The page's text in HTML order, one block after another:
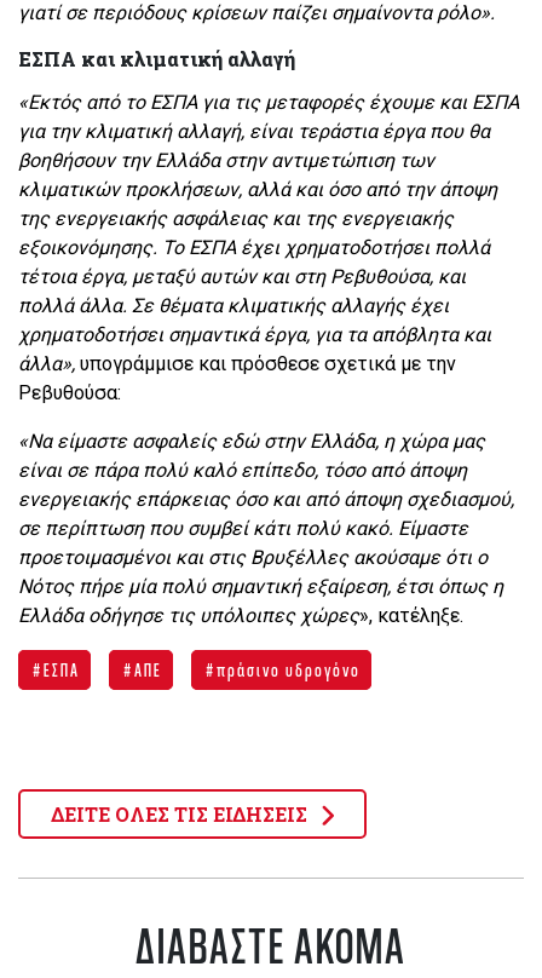
γιατί σε περιόδους κρίσεων παίζει σημαίνοντα ρόλο».
ΕΣΠΑ και κλιματική αλλαγή
«Εκτός από το ΕΣΠΑ για τις μεταφορές έχουμε και ΕΣΠΑ
για την κλιματική αλλαγή, είναι τεράστια έργα που θα
βοηθήσουν την Ελλάδα στην αντιμετώπιση των
κλιματικών προκλήσεων, αλλά και όσο από την άποψη
της ενεργειακής ασφάλειας και της ενεργειακής
εξοικονόμησης. Το ΕΣΠΑ έχει χρηματοδοτήσει πολλά
τέτοια έργα, μεταξύ αυτών και στη Ρεβυθούσα, και
πολλά άλλα. Σε θέματα κλιματικής αλλαγής έχει
χρηματοδοτήσει σημαντικά έργα, για τα απόβλητα και
άλλα», υπογράμμισε και πρόσθεσε σχετικά με την
Ρεβυθούσα:
«Να είμαστε ασφαλείς εδώ στην Ελλάδα, η χώρα μας
είναι σε πάρα πολύ καλό επίπεδο, τόσο από άποψη
ενεργειακής επάρκειας όσο και από άποψη σχεδιασμού,
σε περίπτωση που συμβεί κάτι πολύ κακό. Είμαστε
προετοιμασμένοι και στις Βρυξέλλες ακούσαμε ότι ο
Νότος πήρε μία πολύ σημαντική εξαίρεση, έτσι όπως η
Ελλάδα οδήγησε τις υπόλοιπες χώρες», κατέληξε.
ΕΣΠΑ ΑΠΕ πράσινο υδρογόνο
ΔΕΙΤΕ ΟΛΕΣ ΤΙΣ ΕΙΔΗΣΕΙΣ
ΔΙΑΒΑΣΤΕ ΑΚΟΜΑ